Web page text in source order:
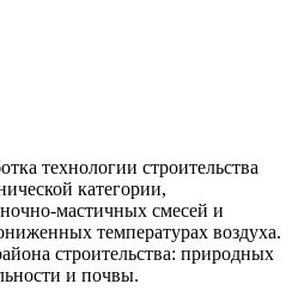
технологии строительства
категории,
мастичных смесей и
температурах воздуха.
строительства: природных
и почвы.